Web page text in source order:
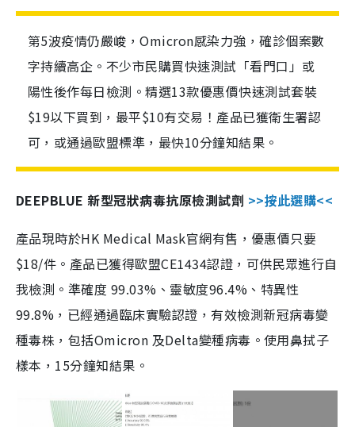
第5波疫情仍嚴峻，Omicron感染力強，確診個案數
字持續高企。不少市民購買快速測試「看門口」或
陽性後作每日檢測。精選13款優惠價快速測試套裝
$19以下買到，最平$10有交易！產品已獲衛生署認
可，或通過歐盟標準，最快10分鐘知結果。
DEEPBLUE 新型冠狀病毒抗原檢測試劑 >>按此選購<<
產品現時於HK Medical Mask官網有售，優惠價只要
$18/件。產品已獲得歐盟CE1434認證，可供民眾進行自
我檢測。準確度 99.03%、靈敏度96.4%、特異性
99.8%，已經通過臨床實驗認證，有效檢測新冠病毒變
種毒株，包括Omicron 及Delta變種病毒。使用鼻拭子
樣本，15分鐘知結果。